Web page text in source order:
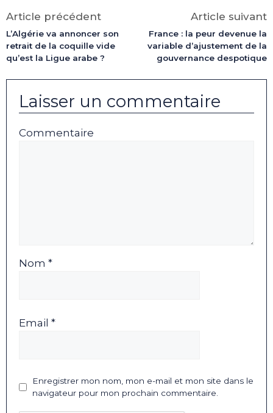
Article précédent
L’Algérie va annoncer son
retrait de la coquille vide
qu’est la Ligue arabe ?
Article suivant
France : la peur devenue la
variable d’ajustement de la
gouvernance despotique
Laisser un commentaire
Commentaire
Nom *
Email *
Enregistrer mon nom, mon e-mail et mon site dans le
navigateur pour mon prochain commentaire.